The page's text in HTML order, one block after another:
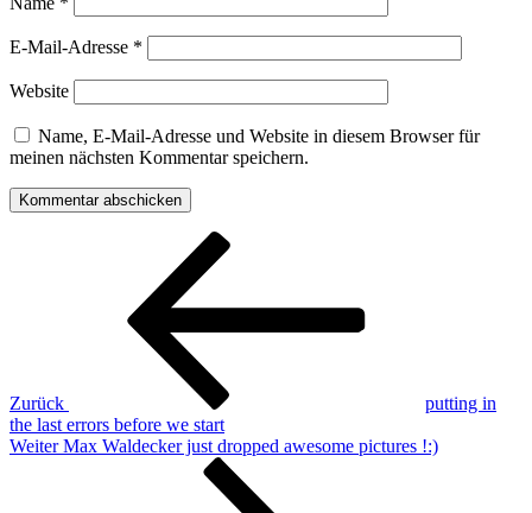
E-Mail-Adresse *
Website
Name, E-Mail-Adresse und Website in diesem Browser für
meinen nächsten Kommentar speichern.
Beitragsnavigation
Zurück
putting in
the last errors before we start
Nächster
Weiter Max Waldecker just dropped awesome pictures !:)